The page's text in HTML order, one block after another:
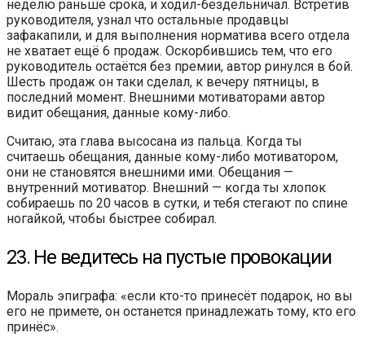
неделю раньше срока, и ходил-бездельничал. Встретив
руководителя, узнал что остальные продавцы
зафакапили, и для выполнения норматива всего отдела
не хватает ещё 6 продаж. Оскорбившись тем, что его
руководитель остаётся без премии, автор ринулся в бой.
Шесть продаж он таки сделал, к вечеру пятницы, в
последний момент. Внешними мотиваторами автор
видит обещания, данные кому-либо.
Считаю, эта глава высосана из пальца. Когда ты
считаешь обещания, данные кому-либо мотиватором,
они не становятся внешними ими. Обещания —
внутренний мотиватор. Внешний — когда ты хлопок
собираешь по 20 часов в сутки, и тебя стегают по спине
ногайкой, чтобы быстрее собирал.
23. Не ведитесь на пустые провокации
Мораль эпиграфа: «если кто-то принесёт подарок, но вы
его не примете, он останется принадлежать тому, кто его
принёс».